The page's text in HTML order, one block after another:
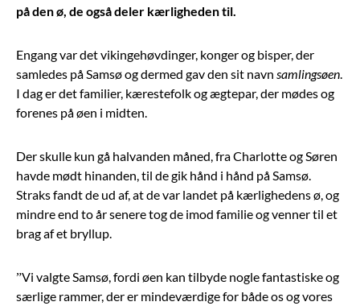
på den ø, de også deler kærligheden til.
Engang var det vikingehøvdinger, konger og bisper, der
samledes på Samsø og dermed gav den sit navn samlingsøen.
I dag er det familier, kærestefolk og ægtepar, der mødes og
forenes på øen i midten.
Der skulle kun gå halvanden måned, fra Charlotte og Søren
havde mødt hinanden, til de gik hånd i hånd på Samsø.
Straks fandt de ud af, at de var landet på kærlighedens ø, og
mindre end to år senere tog de imod familie og venner til et
brag af et bryllup.
”Vi valgte Samsø, fordi øen kan tilbyde nogle fantastiske og
særlige rammer, der er mindeværdige for både os og vores